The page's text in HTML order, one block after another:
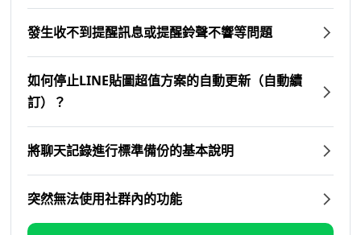
發生收不到提醒訊息或提醒鈴聲不響等問題
如何停止LINE貼圖超值方案的自動更新（自動續
訂）？
將聊天記錄進行標準備份的基本說明
突然無法使用社群內的功能